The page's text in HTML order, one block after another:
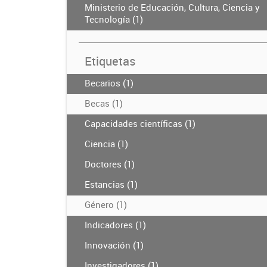
Ministerio de Educación, Cultura, Ciencia y
Tecnología (1)
Etiquetas
Becarios (1)
Becas (1)
Capacidades científicas (1)
Ciencia (1)
Doctores (1)
Estancias (1)
Género (1)
Indicadores (1)
Innovación (1)